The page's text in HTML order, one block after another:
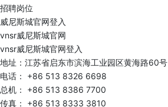
招聘岗位
威尼斯城官网登入
vnsr威尼斯城官网
vnsr威尼斯城官网登入
地址：江苏省启东市滨海工业园区黄海路60号
电话： +86 513 8326 6698
总机： +86 513 8386 7700
传真： +86 513 8333 3810